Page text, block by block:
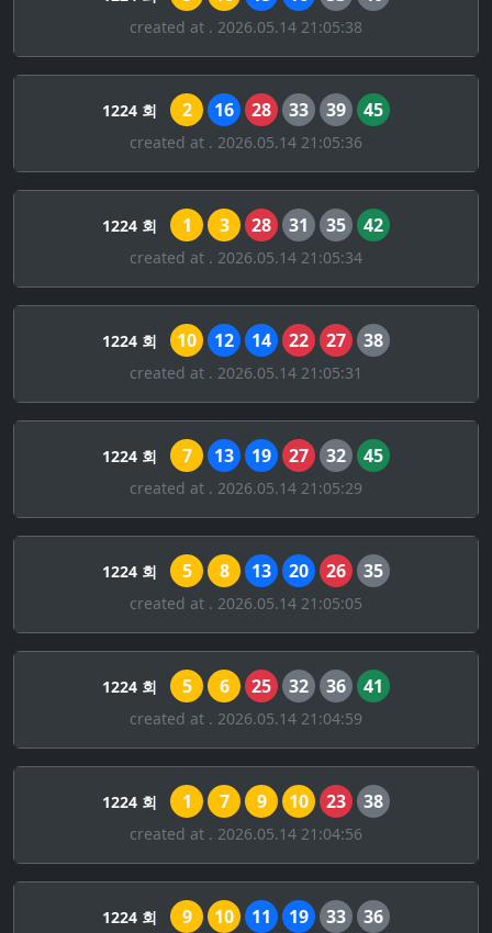
created at . 2026.05.14 21:05:38
1224 회 2 16 28 33 39 45
created at . 2026.05.14 21:05:36
1224 회 1 3 28 31 35 42
created at . 2026.05.14 21:05:34
1224 회 10 12 14 22 27 38
created at . 2026.05.14 21:05:31
1224 회 7 13 19 27 32 45
created at . 2026.05.14 21:05:29
1224 회 5 8 13 20 26 35
created at . 2026.05.14 21:05:05
1224 회 5 6 25 32 36 41
created at . 2026.05.14 21:04:59
1224 회 1 7 9 10 23 38
created at . 2026.05.14 21:04:56
1224 회 9 10 11 19 33 36